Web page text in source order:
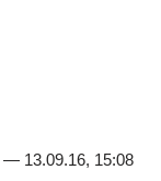
— 13.09.16, 15:08